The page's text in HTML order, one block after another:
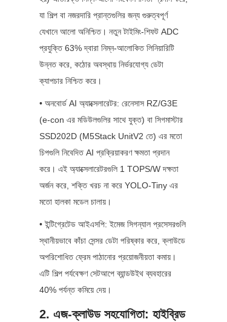
যা শিল্প বা নজরদারি প্রান্তগুলির জন্য গুরুত্বপূর্ণ
যেখানে আলো অনিশ্চিত। নতুন টাইমিং-শিফট ADC
প্রযুক্তি 63% দ্বারা নিম্ন-আলোকিত লিনিয়ারিটি
উন্নত করে, কঠোর অবস্থায় নির্ভরযোগ্য ডেটা
ক্যাপচার নিশ্চিত করে।
• অনবোর্ড AI অ্যাক্সেলারেটর: রেনেসাস RZ/G3E
(e-con এর মডিউলগুলির সাথে যুক্ত) বা সিগমাস্টার
SSD202D (M5Stack UnitV2 তে) এর মতো
চিপগুলি নিবেদিত AI প্রক্রিয়াকরণ ক্ষমতা প্রদান
করে। এই অ্যাক্সেলারেটরগুলি 1 TOPS/W দক্ষতা
অর্জন করে, শক্তি খরচ না করে YOLO-Tiny এর
মতো হালকা মডেল চালায়।
• ইন্টিগ্রেটেড আইএসপি: ইমেজ সিগন্যাল প্রসেসরগুলি
স্থানীয়ভাবে কাঁচা সেন্সর ডেটা পরিষ্কার করে, ক্লাউডে
অপরিশোধিত ফ্রেম পাঠানোর প্রয়োজনীয়তা কমায়।
এটি শিল্প পর্যবেক্ষণ সেটআপে ব্যান্ডউইথ ব্যবহারের
40% পর্যন্ত কমিয়ে দেয়।
2. এজ-ক্লাউড সহযোগিতা: হাইব্রিড